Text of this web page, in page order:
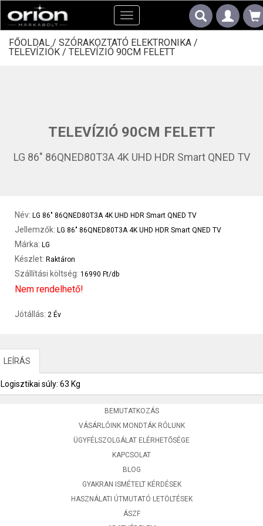
Toggle
navigation
FŐOLDAL / SZÓRAKOZTATÓ ELEKTRONIKA /
TELEVÍZIÓK / TELEVÍZIÓ 90CM FELETT
TELEVÍZIÓ 90CM FELETT
LG 86" 86QNED80T3A 4K UHD HDR Smart QNED TV
Név: LG 86" 86QNED80T3A 4K UHD HDR Smart QNED TV
Jellemzők: LG 86" 86QNED80T3A 4K UHD HDR Smart QNED TV
Márka: LG
Készlet: Raktáron
Szállítási költség: 16990 Ft/db
Nem rendelhető!
Jótállás: 2 Év
LEÍRÁS
Logisztikai súly: 63 Kg
BEMUTATKOZÁS
VÁSÁRLÓINK MONDTÁK RÓLUNK
ÜGYFÉLSZOLGÁLAT ELÉRHETŐSÉGE
KAPCSOLAT
BLOG
GYAKRAN ISMÉTELT KÉRDÉSEK
HASZNÁLATI ÚTMUTATÓ LETÖLTÉSEK
ÁSZF